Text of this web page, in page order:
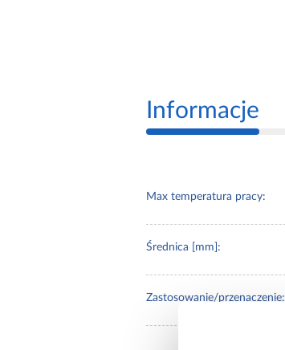
Informacje
Max temperatura pracy:
Średnica [mm]:
Zastosowanie/przenaczenie: